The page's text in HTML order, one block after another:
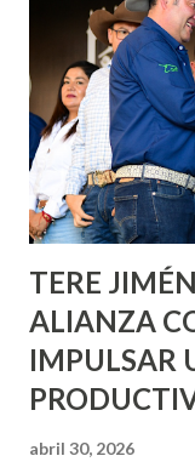
metros cuadrados
Nieto, entre Jesús
lo que se aplicará
llevará este
Asunción, Avenida
los edificios
Norias de Paso
TERE
ALIANZA
IMPULSAR
abril 30, 2026